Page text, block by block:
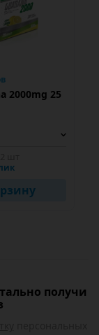
2000mg 25
получи